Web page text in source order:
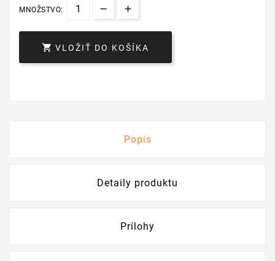
MNOŽSTVO:
 VLOŽIŤ DO KOŠÍKA
Popis
Detaily produktu
Prílohy